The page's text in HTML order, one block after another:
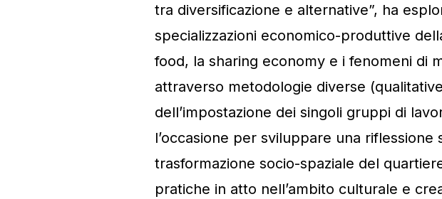
tra diversificazione e alternative”, ha
specializzazioni economico-produttive
food, la sharing economy e i fenomeni di
attraverso metodologie diverse
dell’impostazione dei singoli gruppi di
l’occasione per sviluppare una riflessione
trasformazione socio-spaziale del
pratiche in atto nell’ambito culturale e